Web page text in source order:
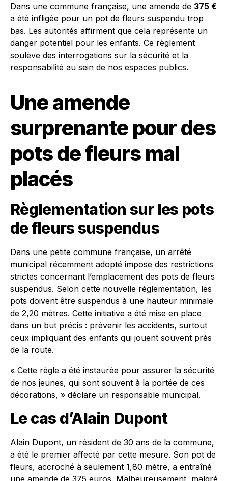
Dans une commune française, une amende de 375 €
a été infligée pour un pot de fleurs suspendu trop
bas. Les autorités affirment que cela représente un
danger potentiel pour les enfants. Ce règlement
soulève des interrogations sur la sécurité et la
responsabilité au sein de nos espaces publics.
Une amende
surprenante pour des
pots de fleurs mal
placés
Règlementation sur les pots
de fleurs suspendus
Dans une petite commune française, un arrêté
municipal récemment adopté impose des restrictions
strictes concernant l’emplacement des pots de fleurs
suspendus. Selon cette nouvelle règlementation, les
pots doivent être suspendus à une hauteur minimale
de 2,20 mètres. Cette initiative a été mise en place
dans un but précis : prévenir les accidents, surtout
ceux impliquant des enfants qui jouent souvent près
de la route.
« Cette règle a été instaurée pour assurer la sécurité
de nos jeunes, qui sont souvent à la portée de ces
décorations, » déclare un responsable municipal.
Le cas d’Alain Dupont
Alain Dupont, un résident de 30 ans de la commune,
a été le premier affecté par cette mesure. Son pot de
fleurs, accroché à seulement 1,80 mètre, a entraîné
une amende de 375 euros. Malheureusement, malgré